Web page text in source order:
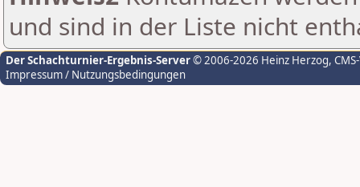
und sind in der Liste nicht
Der Schachturnier-Ergebnis-Server© 2006-2026 Heinz Herzog,
Impressum / Nutzungsbedingungen